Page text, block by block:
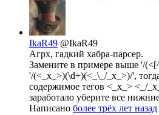
IkaR49 @IkaR49
Агрх, гадкий хабра-парсер.
Замените в примере выше '/
'/(<_x_>)(\d+)(<_\_/_x_>)/',
содержимое тегов <_x_> <_/
заработало уберите все
Написано более трёх лет назад